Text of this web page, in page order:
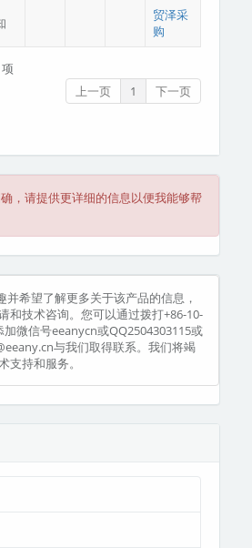
贸泽采
购
上一页
1 下一页
，请提供更详细的信息以便我能够帮
并希望了解更多关于该产品的信息，
和技术咨询。您可以通过拨打+86-10-
加微信号eeanycn或QQ2504303115或
与我们取得联系。我们将竭
支持和服务。